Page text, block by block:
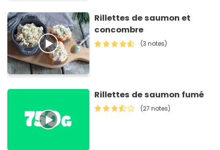
Rillettes de saumon et
concombre
(3 notes)
Rillettes de saumon fumé
(27 notes)